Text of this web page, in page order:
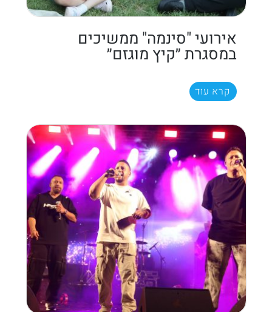
אירועי "סינמה" ממשיכים
במסגרת ״קיץ מוגזם״
קרא עוד